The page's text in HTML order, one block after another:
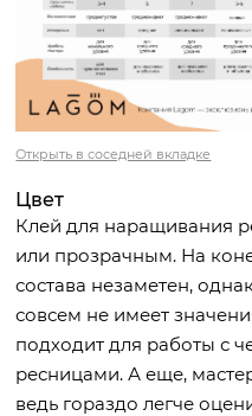
Открыть в соседней вкладке
Цвет
Клей для наращивания
или прозрачным. На
состава незаметен,
совсем не имеет
подходит для работы с
ресницами. А еще,
ведь гораздо легче